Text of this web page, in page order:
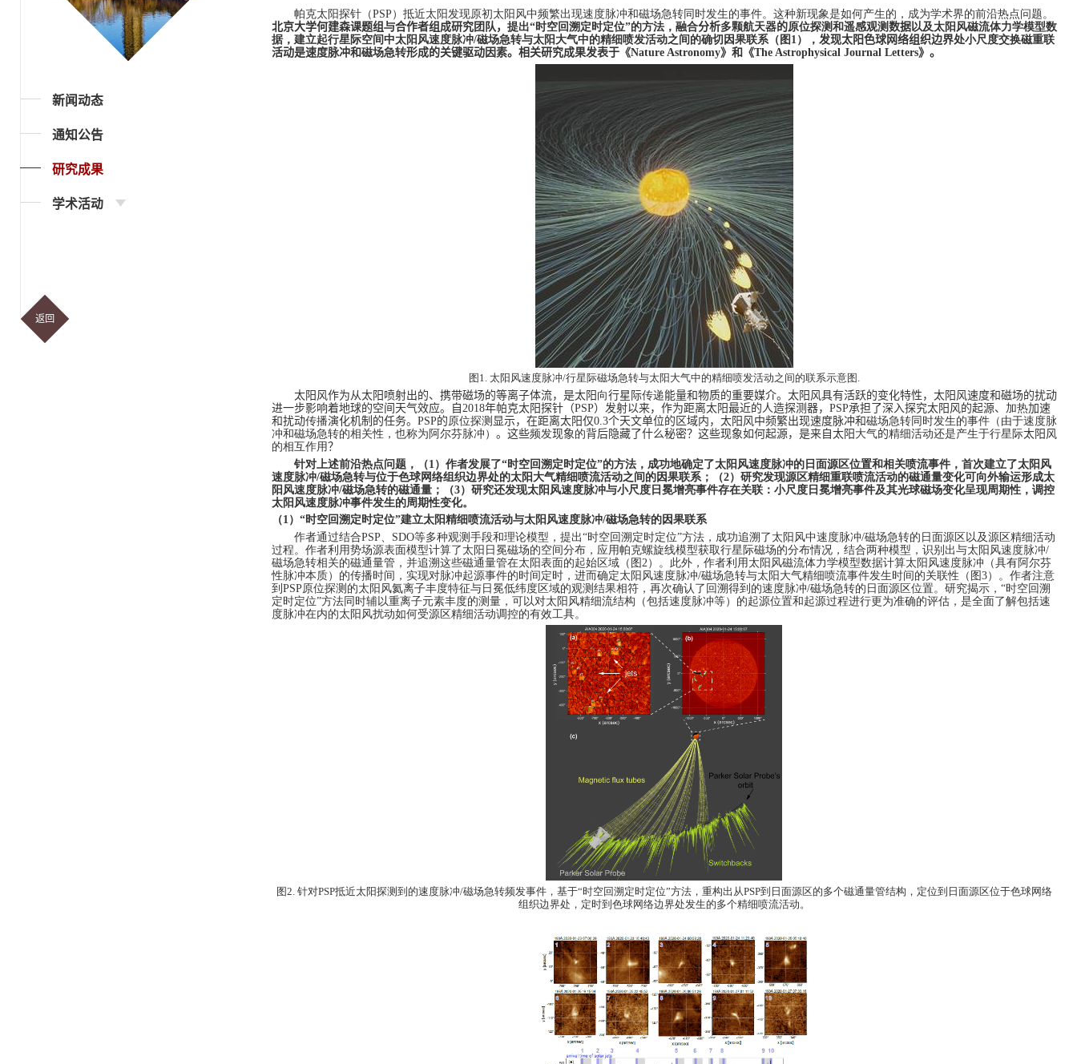
新闻动态
通知公告
研究成果
学术活动
返回
帕克太阳探针（PSP）抵近太阳发现原初太阳风中频繁出现速度脉冲和磁场急转同时发生的事件。这种新现象是如何产生的，成为学术界的前沿热点问题。
北京大学何建森课题组与合作者组成研究团队， 提出“时空回溯定时定位”的方法，融合分析多颗航天器的原位探测和遥感观测数据以及太阳风磁流体力学模型数
据，建立起行星际空间中太阳风速度脉冲/磁场急转与太阳大气中的精细喷发活动之间的确切因果联系（图 1）， 发现太阳色球网络组织边界处小尺度交换磁重联
活动是速度脉冲和磁场急转形成的关键驱动因素。相关研究成果发表于《Nature Astronomy》和《The Astrophysical Journal Letters》。
图 1. 太阳风速度脉冲/行星际磁场急转与太阳大气中的精细喷发活动之间的联系示意图 .
太阳风作为从太阳喷射出的、携带磁场的等离子体流，是太阳 向行星际传递能量和物质的重要媒介。太阳风具有活跃的变化特性，太阳风速度和磁场的扰动
进一步影响着地球的空间天气效应。自 2018年帕克太阳探针（PSP）发射以来，作为距离太阳最近的人造探测器， PSP承担了深入探究太阳风的起源、 加热加速
和扰动传播演化机制的任务。 PSP的 原位探测 显示，在距离太阳仅0.3个天文单位的区域内，太阳风中频繁出现速度脉冲和磁场急转同时发生的事件（由于速度脉
冲和磁场急转的相关性，也称为阿尔芬脉冲） 。这些频发现象 的背后隐藏了什么秘密？这些现象如何起源，是来自太阳 大气的精细活动还是产生于行星际太阳风
的相互作用？
针对上述前沿热点问题，（1 ）作者发展了“时空回溯定时定位”的方法，成功地确定了太阳风速度脉冲的日面源区位置和相关喷流事件，首次建立了太阳风
速度脉冲/磁场急转与位于色球网络组织边界处的太阳大气精细喷流活动之间的因果联系；（2）研究发现源区精细重联喷流活动的磁通量变化可向外输运形成太
阳风速度脉冲/磁场急转的磁通量；（3）研究还发现太阳风速度脉冲与小尺度日冕增亮事件存在关联：小尺度日冕增亮事件及其光球磁场变化呈现周期性，调控
太阳风速度脉冲事件发生的周期性变化。
（1）“时空回溯定时定位”建立太阳精细喷流活动与太阳风速度脉冲/磁场急转的因果联系
作者通过结合PSP、 SDO等多种观测手段和理论模型，提出“时空回溯定时定位”方法，成功追溯了太阳风中速度脉冲/磁场急转的日面源区以及源区精细活动
过程。作者利用势场源表面模型计算了太阳日冕磁场的空间分布，应用帕克螺旋线模型获取行星际磁场的分布情况，结合两种模型，识别出与太阳风速度脉冲/
磁场急转相关的磁通量管，并追溯这些磁通量管在太阳表面的起始区域（图 2 ）。此外，作者利用太阳风磁流体力学模型数据计算太阳风速度脉冲（具有阿尔芬
性脉冲本质）的传播时间，实现对脉冲起源事件的时间定时，进而确定太阳风速度脉冲/磁场急转与太阳大气精细喷流事件发生时间的关联性（图3）。作者注意
到 PSP原位探测的太阳风氦离子丰度特征与日冕低纬度区域的观测结果相符，再次确认了回溯得到的速度脉冲/磁场急转的日面源区位置。研究揭示，“时空回溯
定时定位”方法同时辅以重离子元素丰度的测量，可以对太阳风精细流结构（包括速度脉冲等）的起源位置和起源过程进行更为准确的评估，是全面了解包括速
度脉冲在内的太阳风扰动如何受源区精细活动调控的有效工具。
图2. 针对PSP抵近太阳探测到的速度脉冲/磁场急转频发事件，基于“时空回溯定时定位”方法，重构出从PSP到日面源区的多个磁通量管结构，定位到日面源区位于色球网络
组织边界处，定时到色球网络边界处发生的多个精细喷流活动。